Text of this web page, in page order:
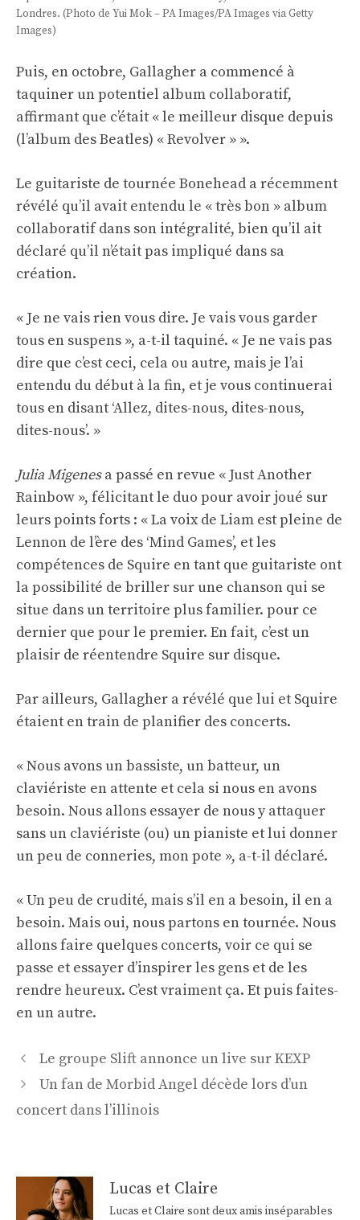
Londres. (Photo de Yui Mok – PA Images/PA Images via Getty
Images)
Puis, en octobre, Gallagher a commencé à
taquiner un potentiel album collaboratif,
affirmant que c’était « le meilleur disque depuis
(l’album des Beatles) « Revolver » ».
Le guitariste de tournée Bonehead a récemment
révélé qu’il avait entendu le « très bon » album
collaboratif dans son intégralité, bien qu’il ait
déclaré qu’il n’était pas impliqué dans sa
création.
« Je ne vais rien vous dire. Je vais vous garder
tous en suspens », a-t-il taquiné. « Je ne vais pas
dire que c’est ceci, cela ou autre, mais je l’ai
entendu du début à la fin, et je vous continuerai
tous en disant ‘Allez, dites-nous, dites-nous,
dites-nous’. »
Julia Migenesa passé en revue « Just Another
Rainbow », félicitant le duo pour avoir joué sur
leurs points forts : « La voix de Liam est pleine de
Lennon de l’ère des ‘Mind Games’, et les
compétences de Squire en tant que guitariste ont
la possibilité de briller sur une chanson qui se
situe dans un territoire plus familier. pour ce
dernier que pour le premier. En fait, c’est un
plaisir de réentendre Squire sur disque.
Par ailleurs, Gallagher a révélé que lui et Squire
étaient en train de planifier des concerts.
« Nous avons un bassiste, un batteur, un
claviériste en attente et cela si nous en avons
besoin. Nous allons essayer de nous y attaquer
sans un claviériste (ou) un pianiste et lui donner
un peu de conneries, mon pote », a-t-il déclaré.
« Un peu de crudité, mais s’il en a besoin, il en a
besoin. Mais oui, nous partons en tournée. Nous
allons faire quelques concerts, voir ce qui se
passe et essayer d’inspirer les gens et de les
rendre heureux. C’est vraiment ça. Et puis faites-
en un autre.
Navigation
des
Le groupe Slift annonce un live sur KEXP
Un fan de Morbid Angel décède lors d’un
concert dans l’illinois
Lucas et Claire
Lucas et Claire sont deux amis inséparables